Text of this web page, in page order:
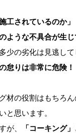
工されているのか」
ような不具合が生じ
少の劣化は見逃し
怠りは非常に危険！
材の役割はもちろ
と思います。
が、
「コーキング」